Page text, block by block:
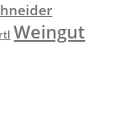
Weingut